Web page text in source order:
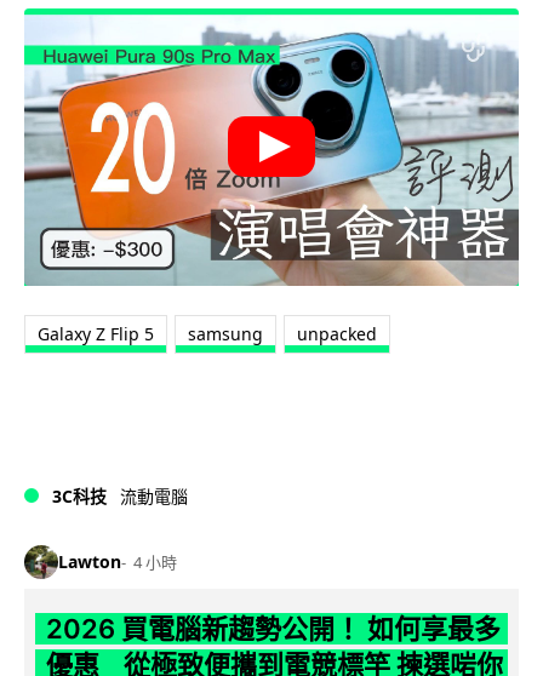
Galaxy Z Flip 5 samsung unpacked
3C科技 流動電腦
Lawton 4 小時
2026 買電腦新趨勢公開！ 如何享最多
優惠 從極致便攜到電競標竿 揀選啱你